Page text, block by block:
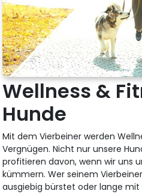
Wellness &
Hunde
Mit dem Vierbeiner werden
Vergnügen. Nicht nur unsere
profitieren davon, wenn wir uns
kümmern. Wer seinem
ausgiebig bürstet oder lange